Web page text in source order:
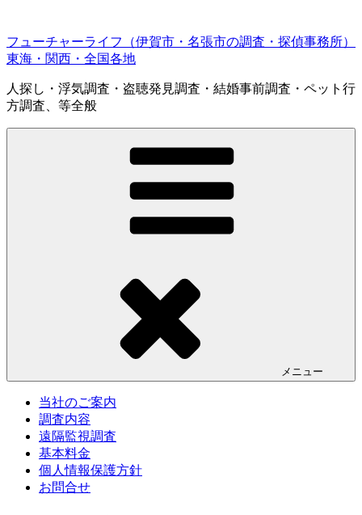
テ
ン
ツ
へ
ス
キ
フューチャーライフ（伊賀市・名張市の調査・探偵事務所）
東海・関西・全国各地
人探し・浮気調査・盗聴発見調査・結婚事前調査・ペット行
方調査、等全般
メニュー
当社のご案内
調査内容
遠隔監視調査
基本料金
個人情報保護方針
お問合せ